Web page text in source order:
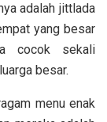
adalah jittlada
yang besar
cocok sekali
besar.
menu enak